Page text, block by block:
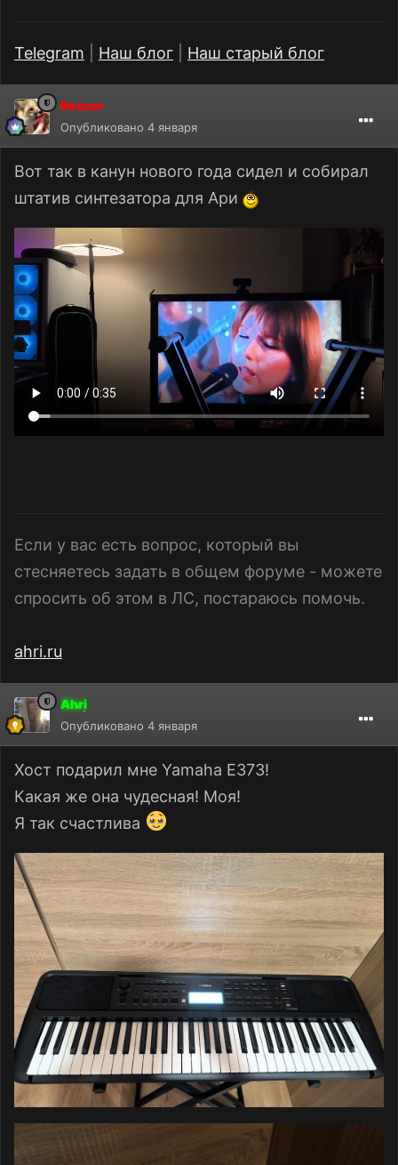
Telegram Наш блог Наш старый блог
Rescor
Опубликовано 4 января
Вот так в канун нового года сидел и собирал
штатив синтезатора для Ари
Если у вас есть вопрос, который вы
стесняетесь задать в общем форуме - можете
спросить об этом в ЛС, постараюсь помочь.
ahri.ru
Ahri
Опубликовано 4 января
Хост подарил мне Yamaha E373!
Какая же она чудесная! Моя!
Я так счастлива